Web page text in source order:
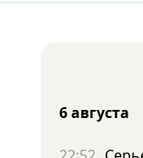
6 августа